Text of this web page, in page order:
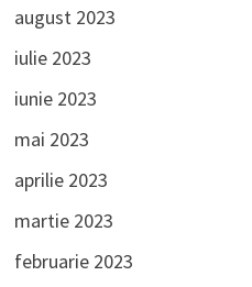
august 2023
iulie 2023
iunie 2023
mai 2023
aprilie 2023
martie 2023
februarie 2023